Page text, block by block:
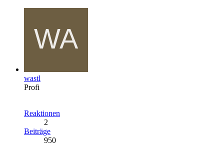
wastl
Profi
Reaktionen
2
Beiträge
950